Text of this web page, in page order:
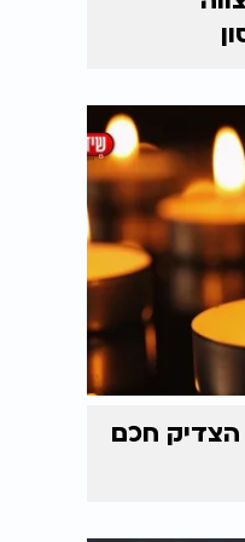
הצדיק חכם